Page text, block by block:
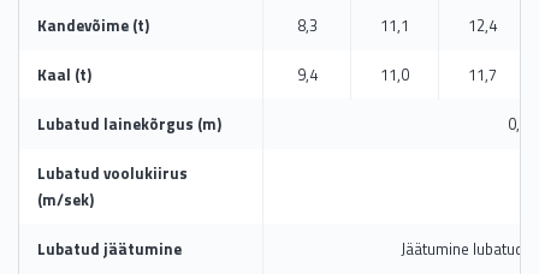
Kandevõime (t) 8,3 11,1 12,4
Kaal (t) 9,4 11,0 11,7
Lubatud lainekõrgus (m) 0,3
Lubatud voolukiirus
(m/sek)
Lubatud jäätumine Jäätumine lubatud,